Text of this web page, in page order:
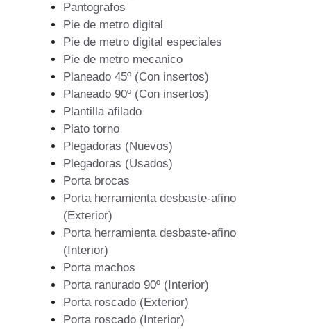
Pantografos
Pie de metro digital
Pie de metro digital especiales
Pie de metro mecanico
Planeado 45º (Con insertos)
Planeado 90º (Con insertos)
Plantilla afilado
Plato torno
Plegadoras (Nuevos)
Plegadoras (Usados)
Porta brocas
Porta herramienta desbaste-afino
(Exterior)
Porta herramienta desbaste-afino
(Interior)
Porta machos
Porta ranurado 90º (Interior)
Porta roscado (Exterior)
Porta roscado (Interior)